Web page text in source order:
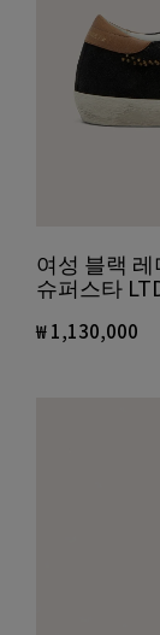
여성 블랙
슈퍼스타
₩ 1,130,000